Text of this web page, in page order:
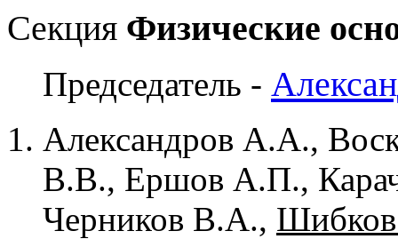
Секция Физические
Председатель -
Александров А.А.,
В.В., Ершов А.П.,
Черников В.А.,